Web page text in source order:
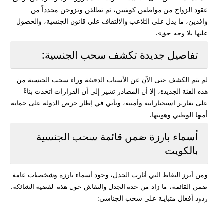
عقود الزواج من مواطنين كويتيين، ثم تطلقن وتزوجن مجدداً من
وافدين، ما يدل على التلاعب والالتفاف على قانون الجنسية، والحصول
عليها بلا وجه حق».
تفاصيل جديدة تكشف سحب الجنسية:
لم يتم الكشف حتى الآن عن الأسباب الدقيقة وراء سحب الجنسية من
هذه الفئة الجديدة، إلا أن المصادر تشير إلى أن القرارات اتخذت بناءً
على تقارير استخباراتية وأمنية، وتأتي في إطار حرص الدولة على حماية
أمنها الوطني وهويتها.
أسماء بارزة ضمن قائمة سحب الجنسية
بالكويت
ومن أبرز النقاط التي أثارت الجدل، وجود أسماء بارزة وشخصيات عامة
ضمن القائمة، ما زاد من حدة الجدل والنقاش حول هذه القضية الشائكة.
ردود أفعال متباينة على سحب الجناسي: